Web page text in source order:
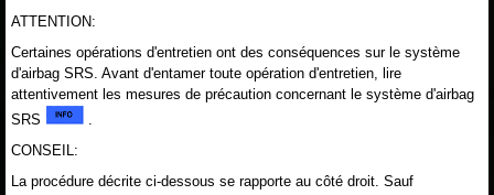
ATTENTION:
Certaines opérations d'entretien ont des conséquences sur le système
d'airbag SRS. Avant d'entamer toute opération d'entretien, lire
attentivement les mesures de précaution concernant le système d'airbag
SRS
CONSEIL:
La procédure décrite ci-dessous se rapporte au côté droit. Sauf